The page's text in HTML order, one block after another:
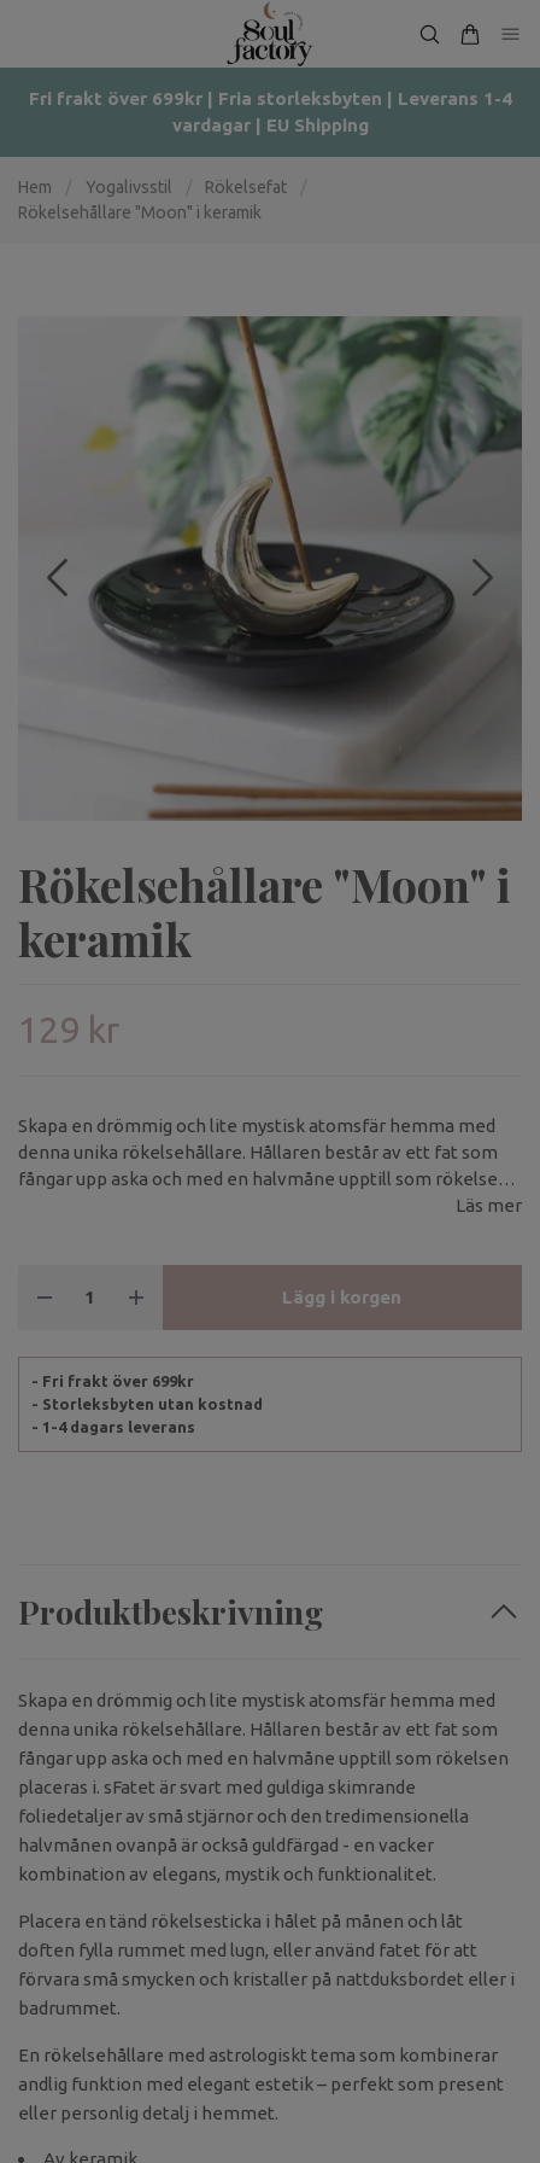
Fri frakt över 699kr | Fria storleksbyten | Leverans 1-4
vardagar | EU Shipping
Hem Yogalivsstil Rökelsefat
Rökelsehållare "Moon" i keramik
Rökelsehållare "Moon" i
keramik
129 kr
Skapa en drömmig och lite mystisk atomsfär hemma med
denna unika rökelsehållare. Hållaren består av ett fat som
fångar upp aska och med en halvmåne upptill som rökelsen
Läs mer
Lägg i korgen
- Fri frakt över 699kr
- Storleksbyten utan kostnad
- 1-4 dagars leverans
Produktbeskrivning
Skapa en drömmig och lite mystisk atomsfär hemma med
denna unika rökelsehållare. Hållaren består av ett fat som
fångar upp aska och med en halvmåne upptill som rökelsen
placeras i. sFatet är svart med guldiga skimrande
foliedetaljer av små stjärnor och den tredimensionella
halvmånen ovanpå är också guldfärgad - en vacker
kombination av elegans, mystik och funktionalitet.
Placera en tänd rökelsesticka i hålet på månen och låt
doften fylla rummet med lugn, eller använd fatet för att
förvara små smycken och kristaller på nattduksbordet eller i
badrummet.
En rökelsehållare med astrologiskt tema som kombinerar
andlig funktion med elegant estetik – perfekt som present
eller personlig detalj i hemmet.